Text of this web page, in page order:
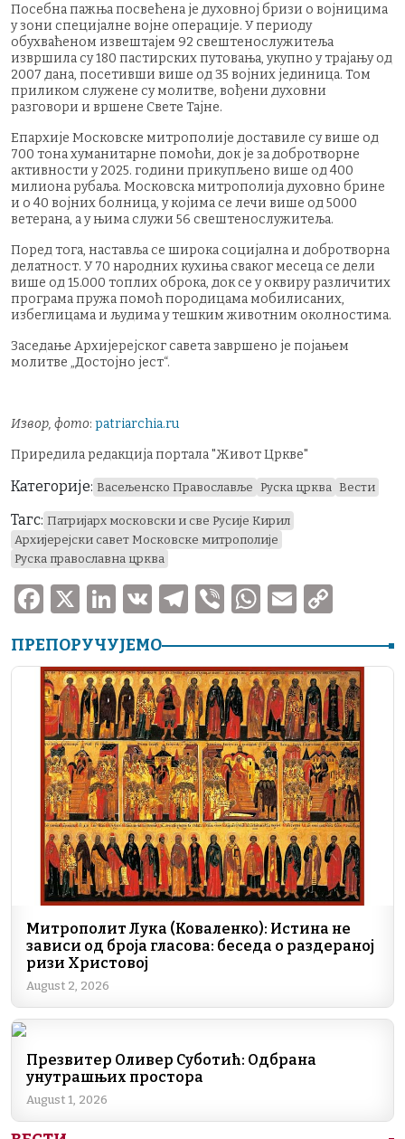
Посебна пажња посвећена је духовној бризи о војницима
у зони специјалне војне операције. У периоду
обухваћеном извештајем 92 свештенослужитеља
извршила су 180 пастирских путовања, укупно у трајању од
2007 дана, посетивши више од 35 војних јединица. Том
приликом служене су молитве, вођени духовни
разговори и вршене Свете Тајне.
Епархије Московске митрополије доставиле су више од
700 тона хуманитарне помоћи, док је за добротворне
активности у 2025. години прикупљено више од 400
милиона рубаља. Московска митрополија духовно брине
и о 40 војних болница, у којима се лечи више од 5000
ветерана, а у њима служи 56 свештенослужитеља.
Поред тога, наставља се широка социјална и добротворна
делатност. У 70 народних кухиња сваког месеца се дели
више од 15.000 топлих оброка, док се у оквиру различитих
програма пружа помоћ породицама мобилисаних,
избеглицама и људима у тешким животним околностима.
Заседање Архијерејског савета завршено је појањем
молитве „Достојно јест“.
Извор, фото: patriarchia.ru
Приредила редакција портала "Живот Цркве"
Категорије: Васељенско Православље Руска црква Вести
Тагс: Патријарх московски и све Русије Кирил
Архијерејски савет Московске митрополије
Руска православна црква
F
c
e
b
o
o
k
X
Li
k
e
dI
n
V
T
e
gr
a
m
V
er
W
at
s
A
p
p
E
ai
l
p
y
Li
n
k
ПРЕПОРУЧУЈЕМО
Митрополит Лука (Коваленко): Истина не
зависи од броја гласова: беседа о раздераној
ризи Христовој
August 2, 2026
Презвитер Оливер Суботић: Одбрана
унутрашњих простора
August 1, 2026